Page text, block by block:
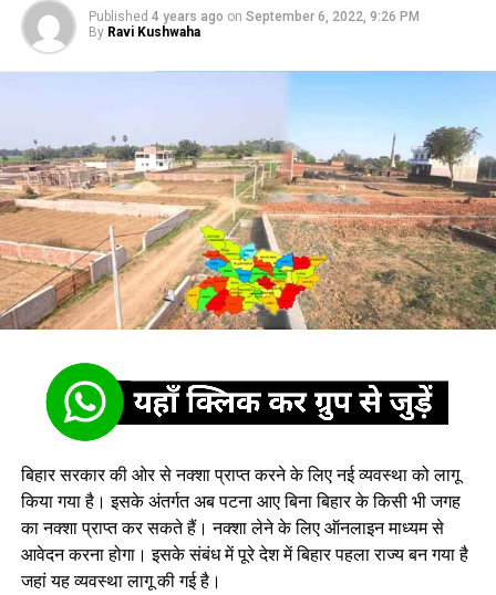
Published 4 years ago on September 6, 2022, 9:26 PM
By Ravi Kushwaha
बिहार सरकार की ओर से नक्शा प्राप्त करने के लिए नई व्यवस्था को लागू
किया गया है। इसके अंतर्गत अब पटना आए बिना बिहार के किसी भी जगह
का नक्शा प्राप्त कर सकते हैं। नक्शा लेने के लिए ऑनलाइन माध्यम से
आवेदन करना होगा। इसके संबंध में पूरे देश में बिहार पहला राज्य बन गया है
जहां यह व्यवस्था लागू की गई है।